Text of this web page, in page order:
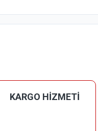
KARGO HİZMETİ